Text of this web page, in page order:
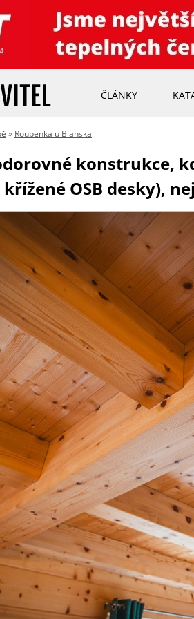
ČLÁNKY
» Roubenka u Blanska
konstrukce,
OSB desky),